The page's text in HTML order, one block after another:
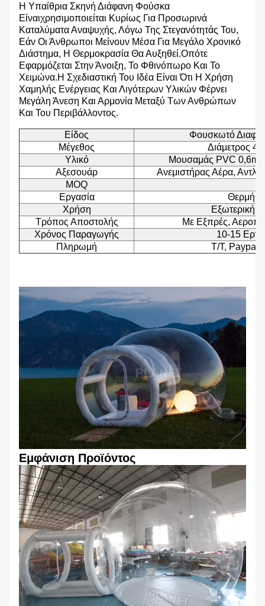
Η Υπαίθρια Σκηνή Διάφανη Φούσκα
ΕίναιΧρησιμοποιείται Κυρίως Για Προσωρινά
Καταλύματα Αναψυχής, Λόγω Της Στεγανότητάς Του,
Εάν Οι Άνθρωποι Μείνουν Μέσα Για Μεγάλο Χρονικό
Διάστημα, Η Θερμοκρασία Θα Αυξηθεί.οπότε
Εφαρμόζεται Στην Άνοιξη, Το Φθινόπωρο Και Το
Χειμώνα.Η Σχεδιαστική Του Ιδέα Είναι Ότι Η Χρήση
Χαμηλής Ενέργειας Και Λιγότερων Υλικών Φέρνει
Μεγάλη Άνεση Και Αρμονία Μεταξύ Των Ανθρώπων
Και Του Περιβάλλοντος.
Είδος
Φουσκωτό
Μέγεθος
Διάμετρος
Υλικό
Μουσαμάς PVC
Αξεσουάρ
Ανεμιστήρας Αέρα,
MOQ
Εργασία
Θερμή
Χρήση
Εξωτερική
Τρόπος Αποστολής
Με Εξπρές,
Χρόνος Παραγωγής
10-15
Πληρωμή
T/T, Paypal,
Εμφάνιση Προϊόντος